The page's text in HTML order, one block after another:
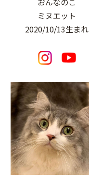
ミヌエット
2020/10/13生まれ